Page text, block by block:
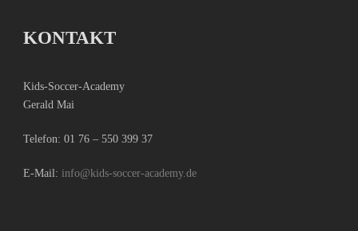
KONTAKT
Kids-Soccer-Academy
Gerald Mai
Telefon: 01 76 – 550 399 37
E-Mail: info@kids-soccer-academy.de